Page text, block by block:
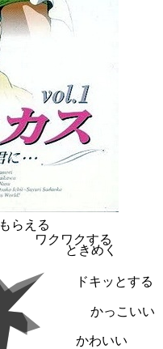
らえる
ワクワクする
ときめく
ドキッとする
かっこいい
かわいい